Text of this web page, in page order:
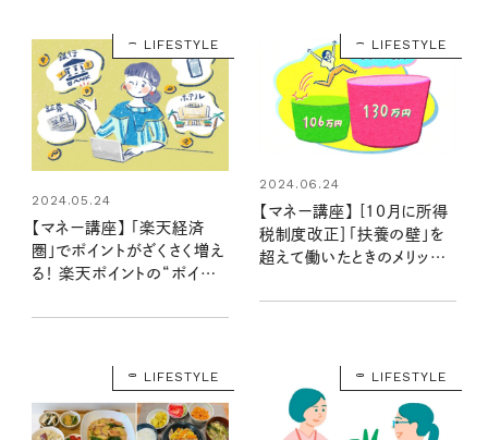
LIFESTYLE
2024.05.24
【マネー講座】 「楽天経済
圏」でポイントがざくさく増え
る！ 楽天ポイントの“ポイ
超のマネーライターが見た！
LIFESTYLE
2024.06.24
【マネー講座】 [10月に所得
税制度改正］「扶養の壁」を
超えて働いたときのメリット
LIFESTYLE LIFESTYLE